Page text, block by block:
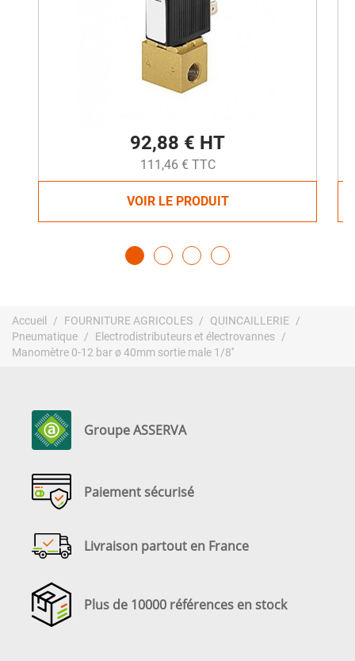
92,88 € HT
111,46 € TTC
VOIR LE PRODUIT
Accueil FOURNITURE AGRICOLES
QUINCAILLERIE
Pneumatique
Electrodistributeurs et électrovannes
Manomètre 0-12 bar ø 40mm sortie male 1/8''
Groupe ASSERVA
Paiement sécurisé
Livraison partout en France
Plus de 10000 références en stock